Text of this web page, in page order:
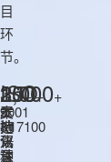
目
环
节。
20+
本
地
化
深
150+
支
持
语
种
3,000+
严
选
语
言
ISO
9001
&17100
双
认